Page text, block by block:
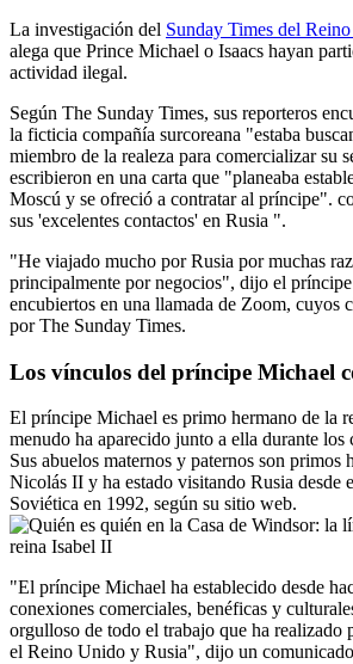
La investigación del Sunday Times del
alega que Prince Michael o Isaacs hayan
actividad ilegal.
Según The Sunday Times, sus reporteros
la ficticia compañía surcoreana "estaba
miembro de la realeza para comercializar su
escribieron en una carta que "planeaba
Moscú y se ofreció a contratar al príncipe".
sus 'excelentes contactos' en Rusia ".
"He viajado mucho por Rusia por muchas
principalmente por negocios", dijo el
encubiertos en una llamada de Zoom, cuyos
por The Sunday Times.
Los vínculos del príncipe Michael
El príncipe Michael es primo hermano de la
menudo ha aparecido junto a ella durante los
Sus abuelos maternos y paternos son primos
Nicolás II y ha estado visitando Rusia desde
Soviética en 1992, según su sitio web.
"El príncipe Michael ha establecido desde
conexiones comerciales, benéficas y
orgulloso de todo el trabajo que ha realizado
el Reino Unido y Rusia", dijo un